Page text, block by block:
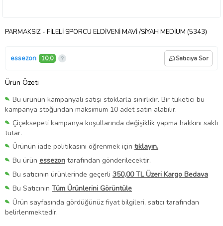
PARMAKSIZ - FİLELİ SPORCU ELDİVENİ MAVİ /SİYAH MEDİUM (5343)
essezon 10,0 Satıcıya Sor
Ürün Özeti
Bu ürünün kampanyalı satışı stoklarla sınırlıdır. Bir tüketici bu
kampanya stoğundan maksimum 10 adet satın alabilir.
Çiçeksepeti kampanya koşullarında değişiklik yapma hakkını saklı
tutar.
Ürünün iade politikasını öğrenmek için tıklayın.
Bu ürün essezon tarafından gönderilecektir.
Bu satıcının ürünlerinde geçerli 350,00 TL Üzeri Kargo Bedava
Bu Satıcının Tüm Ürünlerini Görüntüle
Ürün sayfasında gördüğünüz fiyat bilgileri, satıcı tarafından
belirlenmektedir.